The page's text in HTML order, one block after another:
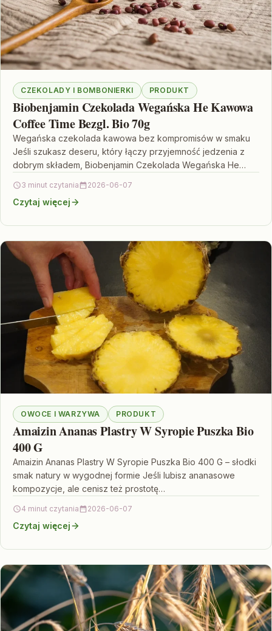
CZEKOLADY I BOMBONIERKI PRODUKT
Biobenjamin Czekolada Wegańska He Kawowa
Coffee Time Bezgl. Bio 70g
Wegańska czekolada kawowa bez kompromisów w smaku
Jeśli szukasz deseru, który łączy przyjemność jedzenia z
dobrym składem, Biobenjamin Czekolada Wegańska He
3 minut czytania 2026-06-07
Czytaj więcej
OWOCE I WARZYWA PRODUKT
Amaizin Ananas Plastry W Syropie Puszka Bio
400 G
Amaizin Ananas Plastry W Syropie Puszka Bio 400 G – słodki
smak natury w wygodnej formie Jeśli lubisz ananasowe
kompozycje, ale cenisz też prostotę…
4 minut czytania 2026-06-07
Czytaj więcej